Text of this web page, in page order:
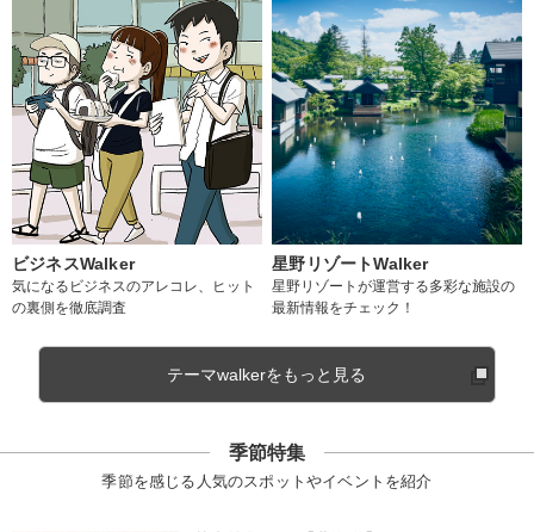
ビジネスWalker
気になるビジネスのアレコレ、ヒット
の裏側を徹底調査
星野リゾートWalker
星野リゾートが運営する多彩な施設の
最新情報をチェック！
テーマwalkerをもっと見る
季節特集
季節を感じる人気のスポットやイベントを紹介